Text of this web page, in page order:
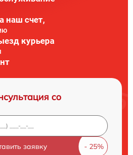
наш счет,
курьера
со
заявку